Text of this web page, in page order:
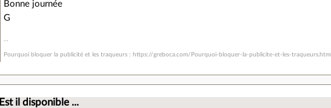
Bonne journée
G
Pourquoi bloquer la publicité et les traqueurs : https://greboca.com/Pourquoi-bloquer-la-publicite-et-les-traqueurs.html
Est il disponible ...